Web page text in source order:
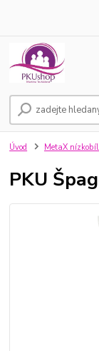
Úvod MetaX
PKU